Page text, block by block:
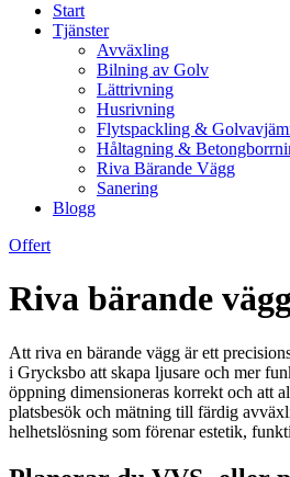
Start
Tjänster
Avväxling
Bilning av Golv
Lättrivning
Husrivning
Flytspackling &
Håltagning &
Riva Bärande Vägg
Sanering
Blogg
Offert
Riva bärande
Att riva en bärande vägg är ett
i Grycksbo att skapa ljusare och mer
öppning dimensioneras korrekt och att
platsbesök och mätning till färdig
helhetslösning som förenar estetik,